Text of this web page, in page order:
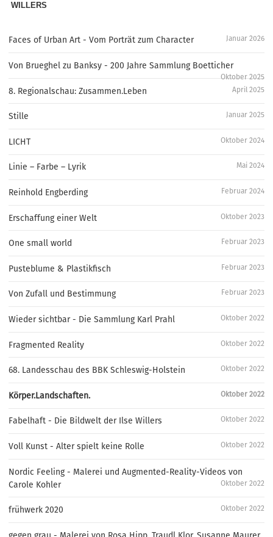
WILLERS
Faces of Urban Art - Vom Porträt zum Character Januar 2026
Von Brueghel zu Banksy - 200 Jahre Sammlung Boetticher
Oktober 2025
8. Regionalschau: Zusammen.Leben April 2025
Stille Januar 2025
LICHT Oktober 2024
Linie – Farbe – Lyrik Mai 2024
Reinhold Engberding Februar 2024
Erschaffung einer Welt Oktober 2023
One small world Februar 2023
Pusteblume & Plastikfisch Februar 2023
Von Zufall und Bestimmung Februar 2023
Wieder sichtbar - Die Sammlung Karl Prahl Oktober 2022
Fragmented Reality Oktober 2022
68. Landesschau des BBK Schleswig-Holstein Oktober 2022
Körper.Landschaften. Oktober 2022
Fabelhaft - Die Bildwelt der Ilse Willers Oktober 2022
Voll Kunst - Alter spielt keine Rolle Oktober 2022
Nordic Feeling - Malerei und Augmented-Reality-Videos von
Carole Kohler
Oktober 2022
frühwerk 2020 Oktober 2022